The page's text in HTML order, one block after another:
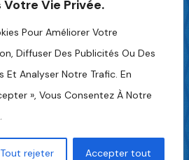
Vie Privée.
Pour Améliorer Votre
Diffuser Des Publicités Ou Des
Et Analyser Notre Trafic. En
», Vous Consentez À Notre
Tout rejeter Accepter tout
Tunis 1004